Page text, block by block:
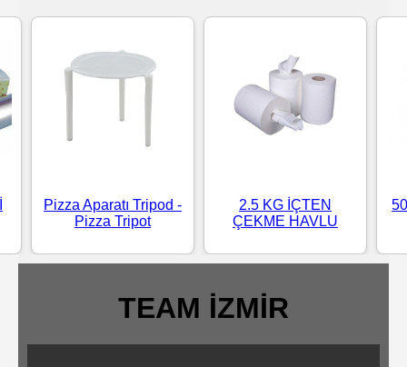
Su
Bazlı
Mendiller
Mendiller
Standart
Islak
Mendiller
Pipetler
Pizza Aparatı Tripod -
Pizza Tripot
2.5 KG İÇTEN
ÇEKME HAVLU
TEAM İZMİR